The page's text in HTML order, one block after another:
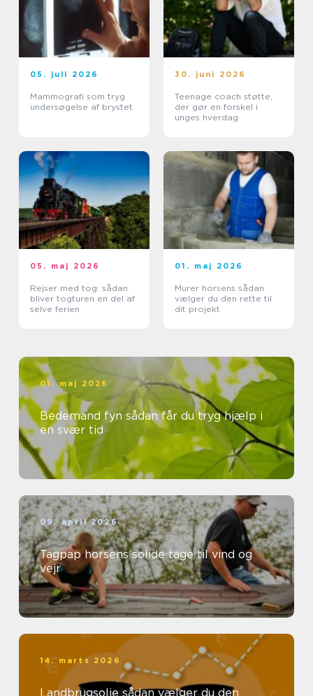
05. juli 2026
Mammografi som tryg
undersøgelse af brystet
30. juni 2026
Teenage coach støtte,
der gør en forskel i
unges hverdag
05. maj 2026
Rejser med tog: sådan
bliver togturen en del af
selve ferien
01. maj 2026
Murer horsens sådan
vælger du den rette til
dit projekt
01. maj 2026
Bedemand fyn sådan får du tryg hjælp i
en svær tid
09. april 2026
Tagpap horsens solide tage til vind og
vejr
14. marts 2026
Landbrugsolie sådan vælger du den